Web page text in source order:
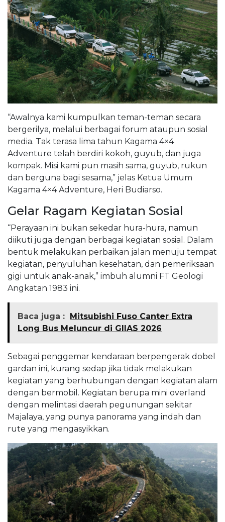
“Awalnya kami kumpulkan teman-teman secara
bergerilya, melalui berbagai forum ataupun sosial
media. Tak terasa lima tahun Kagama 4×4
Adventure telah berdiri kokoh, guyub, dan juga
kompak. Misi kami pun masih sama, guyub, rukun
dan berguna bagi sesama,” jelas Ketua Umum
Kagama 4×4 Adventure, Heri Budiarso.
Gelar Ragam Kegiatan Sosial
“Perayaan ini bukan sekedar hura-hura, namun
diikuti juga dengan berbagai kegiatan sosial. Dalam
bentuk melakukan perbaikan jalan menuju tempat
kegiatan, penyuluhan kesehatan, dan pemeriksaan
gigi untuk anak-anak,” imbuh alumni FT Geologi
Angkatan 1983 ini.
Baca juga :
Mitsubishi Fuso Canter Extra
Long Bus Meluncur di GIIAS 2026
Sebagai penggemar kendaraan berpengerak dobel
gardan ini, kurang sedap jika tidak melakukan
kegiatan yang berhubungan dengan kegiatan alam
dengan bermobil. Kegiatan berupa mini overland
dengan melintasi daerah pegunungan sekitar
Majalaya, yang punya panorama yang indah dan
rute yang mengasyikkan.